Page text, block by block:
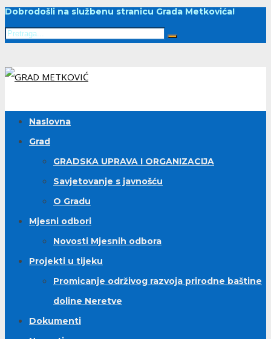
Dobrodošli na službenu stranicu Grada Metkovića!
Naslovna
Grad
GRADSKA UPRAVA I ORGANIZACIJA
Savjetovanje s javnošću
O Gradu
Mjesni odbori
Novosti Mjesnih odbora
Projekti u tijeku
Promicanje održivog razvoja prirodne baštine
doline Neretve
Dokumenti